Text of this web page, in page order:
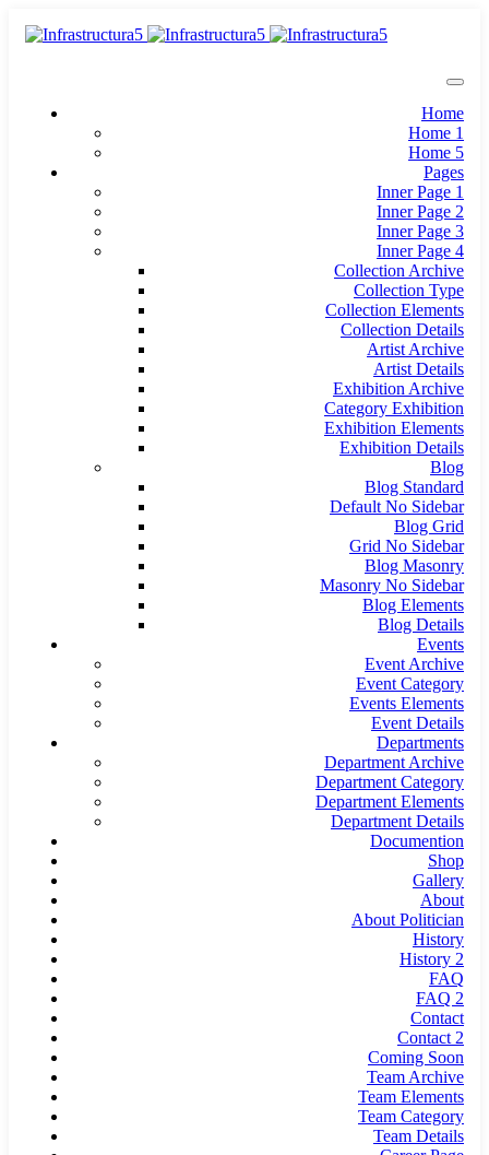
Home
Home 1
Home 5
Pages
Inner Page 1
Inner Page 2
Inner Page 3
Inner Page 4
Collection Archive
Collection Type
Collection Elements
Collection Details
Artist Archive
Artist Details
Exhibition Archive
Category Exhibition
Exhibition Elements
Exhibition Details
Blog
Blog Standard
Default No Sidebar
Blog Grid
Grid No Sidebar
Blog Masonry
Masonry No Sidebar
Blog Elements
Blog Details
Events
Event Archive
Event Category
Events Elements
Event Details
Departments
Department Archive
Department Category
Department Elements
Department Details
Documention
Shop
Gallery
About
About Politician
History
History 2
FAQ
FAQ 2
Contact
Contact 2
Coming Soon
Team Archive
Team Elements
Team Category
Team Details